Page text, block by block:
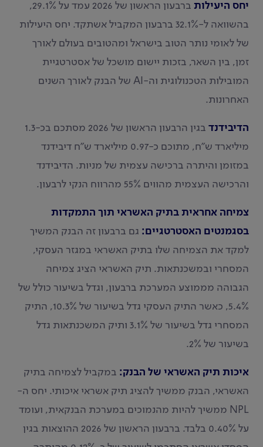
יחס היעילות
ברבעון הראשון של 2026 עמד על 29.1%,
בהשוואה ל-32.1% ברבעון המקביל אשתקד. יחס היעילות
של לאומי נותר הטוב בישראל ומהטובים בעולם לאורך
זמן, בין השאר, בזכות יישום מושכל של אסטרטגיית
המובילות הטכנולוגית וה-AI של הבנק לאורך השנים
האחרונות.
הדיבידנד
בגין הרבעון הראשון של 2026 מסתכם בכ-1.3
מיליארד ש"ח, מתוכם כ-0.97 מיליארד ש"ח דיבידנד
במזומן והיתרה ברכישה עצמית של מניות. הדיבידנד
והרכישה העצמית מהווים 55% מהרווח הנקי לרבעון.
צמיחה אחראית בתיק האשראי תוך התמקדות
בסגמנטים האסטרטגיים: גם ברבעון זה הבנק המשיך
למקד את הצמיחה שלו בתיק האשראי במגזר העסקי,
המסחרי ובמשכנתאות. תיק האשראי הציג צמיחה
הגבוהה מממוצע המערכת ברבעון, וגדל בשיעור כולל של
5.4%, כאשר התיק העסקי גדל בשיעור של 10.3%, התיק
המסחרי גדל בשיעור של 3.1% ותיק המשכנתאות גדל
בשיעור של 2%.
איכות תיק האשראי של הבנק: במקביל לצמיחה בתיק
האשראי, הבנק ממשיך להציג תיק אשראי איכותי. יחס ה-
NPL ממשיך להיות מהנמוכים במערכת הבנקאית, ועומד
על 0.40% בלבד. ברבעון הראשון של 2026 ההוצאות בגין